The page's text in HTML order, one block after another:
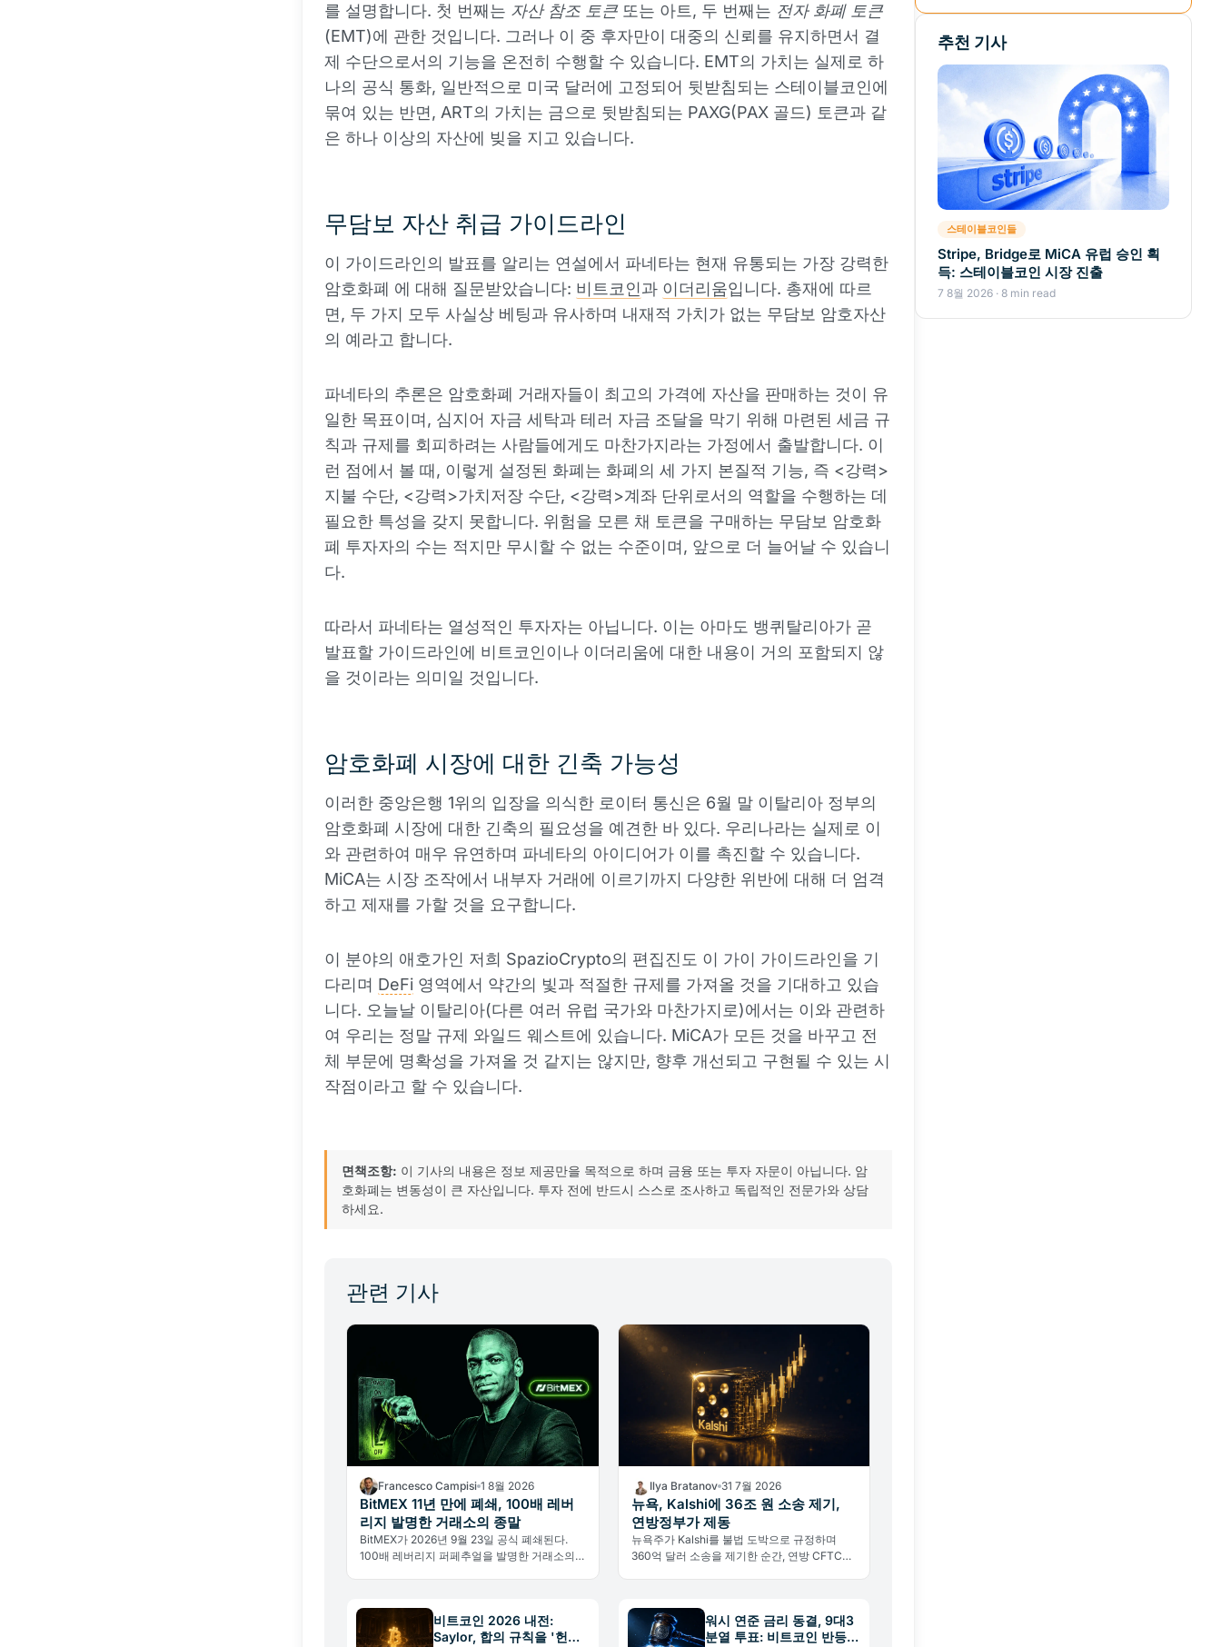
를 설명합니다. 첫 번째는 자산 참조 토큰또는 아트, 두 번째는 전자 화폐 토큰
(EMT)에 관한 것입니다. 그러나 이 중 후자만이 대중의 신뢰를 유지하면서 결
제 수단으로서의 기능을 온전히 수행할 수 있습니다. EMT의 가치는 실제로 하
나의 공식 통화, 일반적으로 미국 달러에 고정되어 뒷받침되는 스테이블코인에
묶여 있는 반면, ART의 가치는 금으로 뒷받침되는 PAXG(PAX 골드) 토큰과 같
은 하나 이상의 자산에 빚을 지고 있습니다.
무담보 자산 취급 가이드라인
이 가이드라인의 발표를 알리는 연설에서 파네타는 현재 유통되는 가장 강력한
암호화폐 에 대해 질문받았습니다: 비트코인과 이더리움입니다. 총재에 따르
면, 두 가지 모두 사실상 베팅과 유사하며 내재적 가치가 없는 무담보 암호자산
의 예라고 합니다.
파네타의 추론은 암호화폐 거래자들이 최고의 가격에 자산을 판매하는 것이 유
일한 목표이며, 심지어 자금 세탁과 테러 자금 조달을 막기 위해 마련된 세금 규
칙과 규제를 회피하려는 사람들에게도 마찬가지라는 가정에서 출발합니다. 이
런 점에서 볼 때, 이렇게 설정된 화폐는 화폐의 세 가지 본질적 기능, 즉 <강력>
지불 수단, <강력>가치저장 수단, <강력>계좌 단위로서의 역할을 수행하는 데
필요한 특성을 갖지 못합니다. 위험을 모른 채 토큰을 구매하는 무담보 암호화
폐 투자자의 수는 적지만 무시할 수 없는 수준이며, 앞으로 더 늘어날 수 있습니
다.
따라서 파네타는 열성적인 투자자는 아닙니다. 이는 아마도 뱅퀴탈리아가 곧
발표할 가이드라인에 비트코인이나 이더리움에 대한 내용이 거의 포함되지 않
을 것이라는 의미일 것입니다.
암호화폐 시장에 대한 긴축 가능성
이러한 중앙은행 1위의 입장을 의식한 로이터 통신은 6월 말 이탈리아 정부의
암호화폐 시장에 대한 긴축의 필요성을 예견한 바 있다. 우리나라는 실제로 이
와 관련하여 매우 유연하며 파네타의 아이디어가 이를 촉진할 수 있습니다.
MiCA는 시장 조작에서 내부자 거래에 이르기까지 다양한 위반에 대해 더 엄격
하고 제재를 가할 것을 요구합니다.
이 분야의 애호가인 저희 SpazioCrypto의 편집진도 이 가이 가이드라인을 기
다리며 DeFi 영역에서 약간의 빛과 적절한 규제를 가져올 것을 기대하고 있습
니다. 오늘날 이탈리아(다른 여러 유럽 국가와 마찬가지로)에서는 이와 관련하
여 우리는 정말 규제 와일드 웨스트에 있습니다. MiCA가 모든 것을 바꾸고 전
체 부문에 명확성을 가져올 것 같지는 않지만, 향후 개선되고 구현될 수 있는 시
작점이라고 할 수 있습니다.
면책조항: 이 기사의 내용은 정보 제공만을 목적으로 하며 금융 또는 투자 자문이 아닙니다. 암
호화폐는 변동성이 큰 자산입니다. 투자 전에 반드시 스스로 조사하고 독립적인 전문가와 상담
하세요.
관련 기사
Francesco Campisi 1 8월 2026
BitMEX 11년 만에 폐쇄, 100배 레버
리지 발명한 거래소의 종말
BitMEX가 2026년 9월 23일 공식 폐쇄된다.
100배 레버리지 퍼페추얼을 발명한 거래소의
Ilya Bratanov 31 7월 2026
뉴욕, Kalshi에 36조 원 소송 제기,
연방정부가 제동
뉴욕주가 Kalshi를 불법 도박으로 규정하며
360억 달러 소송을 제기한 순간, 연방 CFTC가
비트코인 2026 내전:
Saylor, 합의 규칙을 '헌
워시 연준 금리 동결, 9대3
분열 투표: 비트코인 반등
추천 기사
스테이블코인들
Stripe, Bridge로 MiCA 유럽 승인 획
득: 스테이블코인 시장 진출
7 8월 2026 · 8 min read